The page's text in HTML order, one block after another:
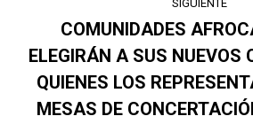
SIGUIENTE
COMUNIDADES
ELEGIRÁN A SUS NUEVOS
QUIENES LOS
MESAS DE